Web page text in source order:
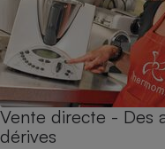
Vente directe - Des
dérives